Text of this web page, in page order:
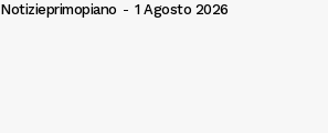
Notizieprimopiano - 1 Agosto 2026